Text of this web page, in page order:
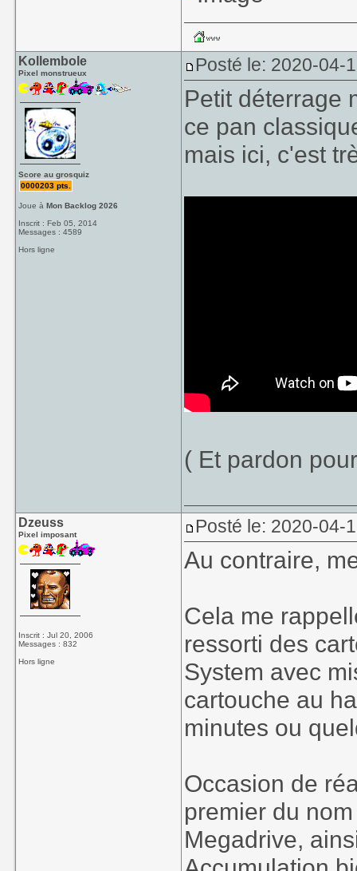
Kollembole
Pixel monstrueux
Score au grosquiz
0000203 pts.
Joue àMon Backlog 2026
Inscrit : Feb 05, 2014
Messages : 4589
Hors ligne
Posté le: 2020-04-
Petit déterrage
ce pan
mais ici, c'est
( Et pardon
Dzeuss
Pixel imposant
Inscrit : Jul 20, 2006
Messages : 832
Hors ligne
Posté le: 2020-04-
Au contraire,
Cela me
ressorti des
System avec
cartouche au
minutes ou
Occasion de
premier du
Megadrive,